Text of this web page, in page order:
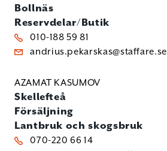
Bollnäs
Reservdelar/Butik
010-188 59 81
andrius.pekarskas@staffare.se
AZAMAT KASUMOV
Skellefteå
Försäljning
Lantbruk och skogsbruk
070-220 66 14